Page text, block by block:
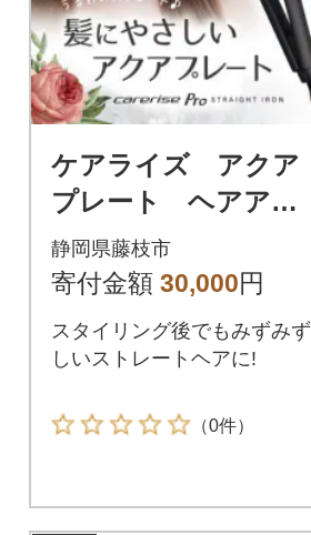
ケアライズ アクア
プレート ヘアアイ
ロン【SI-500】
静岡県藤枝市
寄付金額 30,000円
スタイリング後でもみずみず
しいストレートヘアに!
（0件）